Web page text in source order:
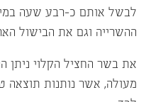
לבשל אותם כ-רבע שעה
ההשרייה וגם את הבישול
את בשר החציל הקלוי ניתן
מעולה, אשר נותנות תוצאה